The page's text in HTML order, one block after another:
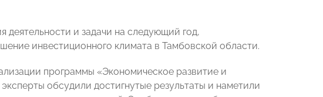
деятельности и задачи на следующий год,
инвестиционного климата в Тамбовской области.
программы «Экономическое развитие и
обсудили достигнутые результаты и наметили